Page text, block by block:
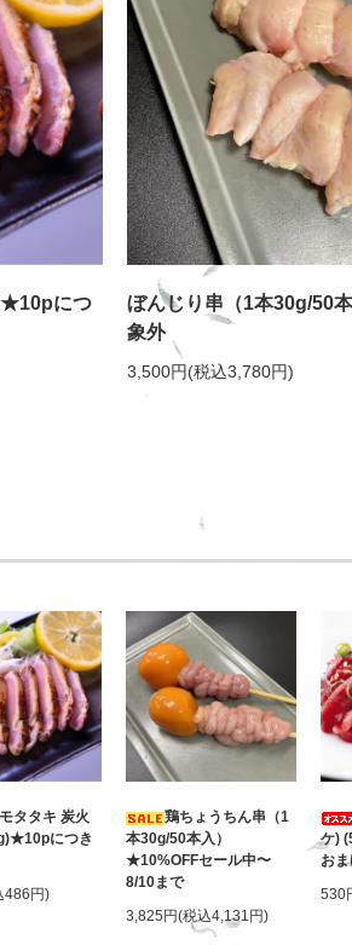
につ
ぼんじり串（1本30g/50
象外
3,500円(税込3,780円)
タタキ 炭火
につき
486円)
鶏ちょうちん串（1
本30g/50本入）
★10%OFFセール中〜
8/10まで
3,825円(税込4,131円)
ケ)
お
530